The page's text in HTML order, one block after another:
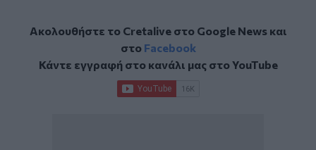
Ακολουθήστε το Cretalive στο Google Newsκαι
στο Facebook
Κάντε εγγραφή στο κανάλι μας στοYouTube